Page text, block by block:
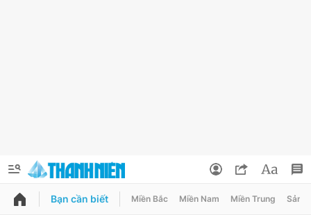
QUẢNG CÁO ĐẶT BÁO
Bạn cần biết Miền Bắc Miền Nam Miền Trung Sản